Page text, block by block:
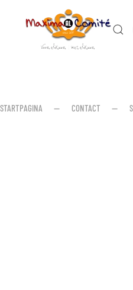
Skip to main content
STARTPAGINA CONTACT